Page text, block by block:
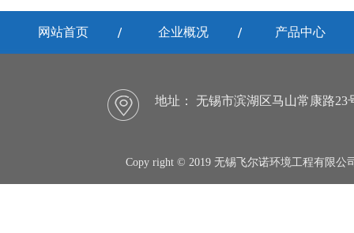
网站首页 企业概况 产品中心
地址： 无锡市滨湖区马山常康路23
Copy right © 2019 无锡飞尔诺环境工程有限公